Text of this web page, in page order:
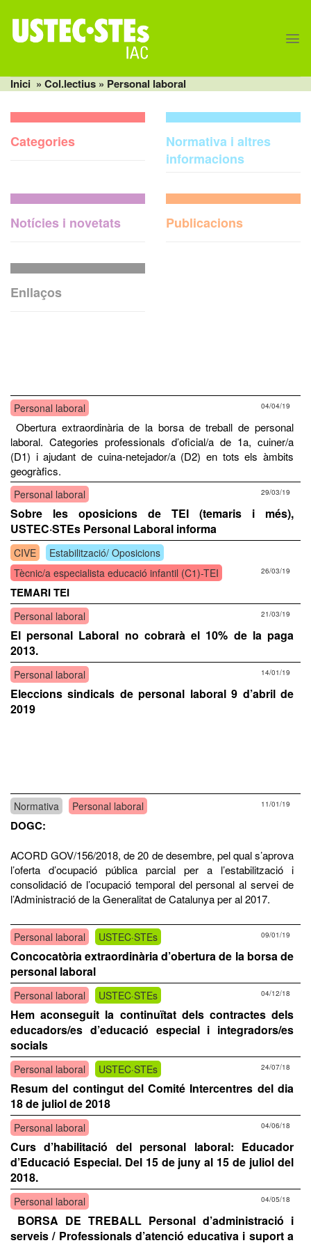
content
Inici » Col.lectius » Personal laboral
Categories
Normativa i altres
informacions
Notícies i novetats Publicacions
Enllaços
Personal laboral 04/04/19
Obertura extraordinària de la borsa de treball de personal
laboral. Categories professionals d’oficial/a de 1a, cuiner/a
(D1) i ajudant de cuina-netejador/a (D2) en tots els àmbits
geogràfics.
Personal laboral 29/03/19
Sobre les oposicions de TEI (temaris i més),
USTEC·STEs Personal Laboral informa
CIVE
Estabilització/ Oposicions
Tècnic/a especialista educació infantil (C1)-TEI
26/03/19
TEMARI TEI
Personal laboral 21/03/19
El personal Laboral no cobrarà el 10% de la paga
2013.
Personal laboral 14/01/19
Eleccions sindicals de personal laboral 9 d’abril de
2019
Normativa Personal laboral 11/01/19
DOGC:
ACORD GOV/156/2018, de 20 de desembre, pel qual s’aprova
l’oferta d’ocupació pública parcial per a l’estabilització i
consolidació de l’ocupació temporal del personal al servei de
l’Administració de la Generalitat de Catalunya per al 2017.
Personal laboral USTEC·STEs 09/01/19
Concocatòria extraordinària d’obertura de la borsa de
personal laboral
Personal laboral USTEC·STEs 04/12/18
Hem aconseguit la continuïtat dels contractes dels
educadors/es d’educació especial i integradors/es
socials
Personal laboral USTEC·STEs 24/07/18
Resum del contingut del Comité Intercentres del dia
18 de juliol de 2018
Personal laboral 04/06/18
Curs d’habilitació del personal laboral: Educador
d’Educació Especial. Del 15 de juny al 15 de juliol del
2018.
Personal laboral 04/05/18
BORSA DE TREBALL Personal d’administració i
serveis / Professionals d’atenció educativa i suport a